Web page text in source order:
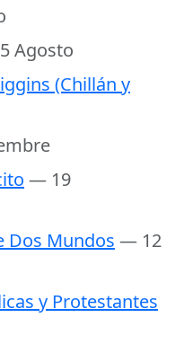
Agosto
(Chillán y
— 19
Dos Mundos — 12
y Protestantes